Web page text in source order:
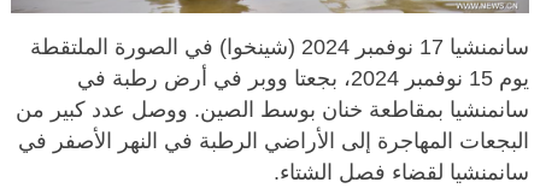
سانمنشيا 17 نوفمبر 2024 (شينخوا) في الصورة الملتقطة
يوم 15 نوفمبر 2024، بجعتا ووبر في أرض رطبة في
سانمنشيا بمقاطعة خنان بوسط الصين. ووصل عدد كبير من
البجعات المهاجرة إلى الأراضي الرطبة في النهر الأصفر في
سانمنشيا لقضاء فصل الشتاء.